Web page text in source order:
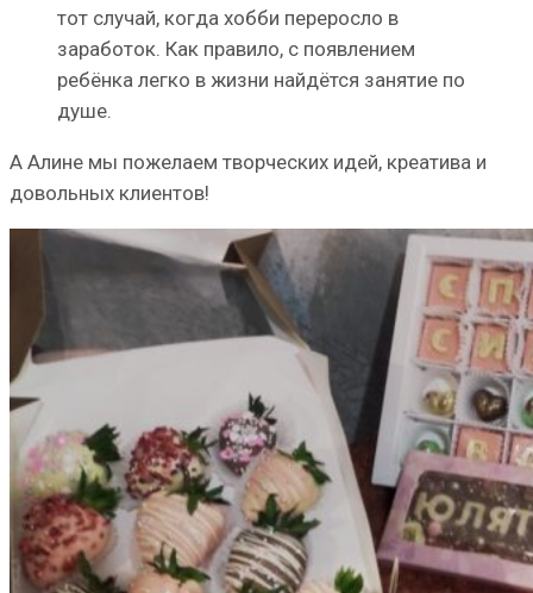
тот случай, когда хобби переросло в
заработок. Как правило, с появлением
ребёнка легко в жизни найдётся занятие по
душе.
А Алине мы пожелаем творческих идей, креатива и
довольных клиентов!